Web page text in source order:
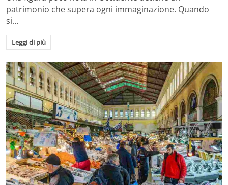
patrimonio che supera ogni immaginazione. Quando
si…
Leggi di più